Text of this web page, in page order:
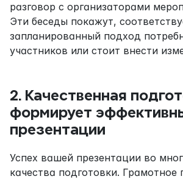
разговор с организаторами
Эти беседы покажут,
запланированный подход
участников или стоит внести
2. Качественная
формирует
презентации
Успех вашей презентации во
качества подготовки. Грамотное